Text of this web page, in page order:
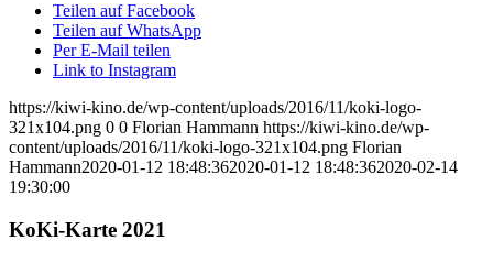
Teilen auf Facebook
Teilen auf WhatsApp
Per E-Mail teilen
Link to Instagram
https://kiwi-kino.de/wp-content/uploads/2016/11/koki-logo-
321x104.png 0 0 Florian Hammann https://kiwi-kino.de/wp-
content/uploads/2016/11/koki-logo-321x104.png Florian
Hammann2020-01-12 18:48:362020-01-12 18:48:362020-02-14
19:30:00
KoKi-Karte 2021